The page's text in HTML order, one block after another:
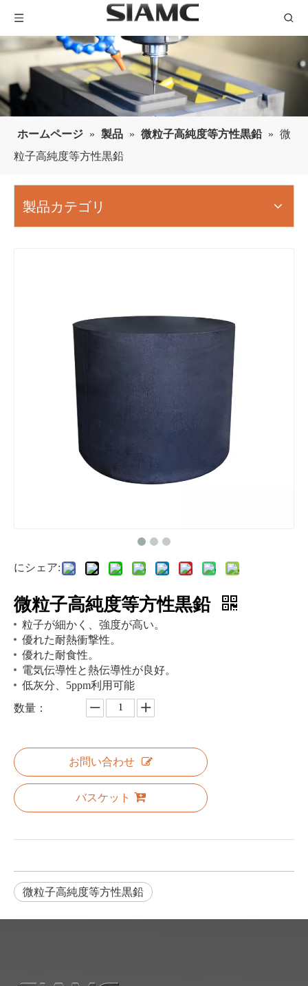
ホームページ » 製品 » 微粒子高純度等方性黒鉛 » 微
粒子高純度等方性黒鉛
製品カテゴリ
にシェア:
微粒子高純度等方性黒鉛
粒子が細かく、強度が高い。
優れた耐熱衝撃性。
優れた耐食性。
電気伝導性と熱伝導性が良好。
低灰分、5ppm利用可能
数量：
お問い合わせ
バスケット
微粒子高純度等方性黒鉛